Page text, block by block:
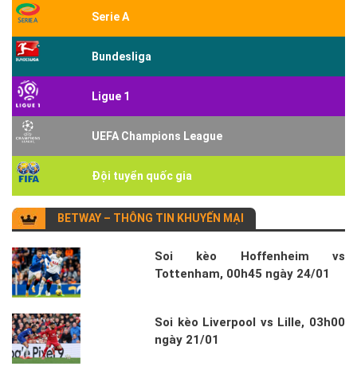
Serie A
Bundesliga
Ligue 1
UEFA Champions League
Đội tuyển quốc gia
BETWAY – THÔNG TIN KHUYẾN MẠI
Soi kèo Hoffenheim vs
Tottenham, 00h45 ngày 24/01
Soi kèo Liverpool vs Lille, 03h00
ngày 21/01